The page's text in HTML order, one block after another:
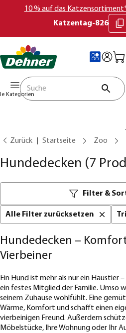
10 % auf das
Katzentag-826
Kategorien
Zurück Startseite Zoo
Hundedecken (7
Filter &
Alle Filter zurücksetzen
Hundedecken –
Vierbeiner
Ein Hundist mehr als nur ein Haustier
ein festes Mitglied der Familie. Umso
seinem Zuhause wohlfühlt. Eine
Wärme, Komfort und schafft einen
vierbeinigen Freund. Außerdem
Möbelstücke, Ihre Wohnung oder Ihr